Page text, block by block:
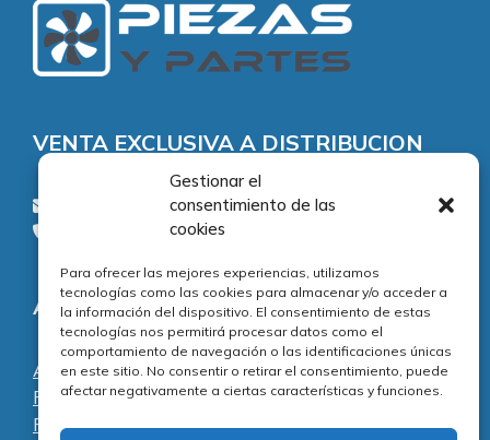
Gestionar el
consentimiento de las
cookies
Para ofrecer las mejores experiencias, utilizamos
tecnologías como las cookies para almacenar y/o acceder a
la información del dispositivo. El consentimiento de estas
tecnologías nos permitirá procesar datos como el
comportamiento de navegación o las identificaciones únicas
en este sitio. No consentir o retirar el consentimiento, puede
afectar negativamente a ciertas características y funciones.
VENTA EXCLUSIVA A DISTRIBUCION
consultas@piezasypartes.es
Tel.: 91 811 73 02
Adecuación normativa
Aviso legal
Política de privacidad
Política de cookies